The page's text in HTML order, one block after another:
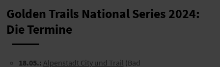
Golden Trails National Series 2024:
Die Termine
18.05.: Alpenstadt City und Trail (Bad